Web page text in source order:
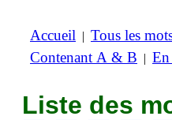
Accueil | Tous les
Contenant A & B |
Liste des